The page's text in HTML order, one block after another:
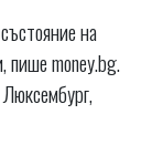
на
пише money.bg.